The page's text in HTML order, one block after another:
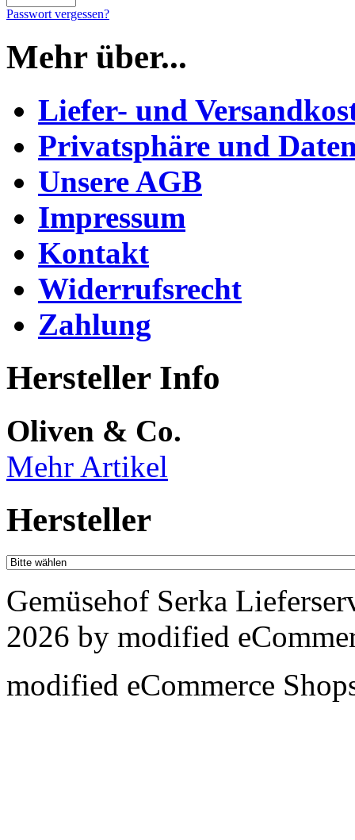
Passwort vergessen?
Mehr über...
Liefer- und
Privatsphäre und
Unsere AGB
Impressum
Kontakt
Widerrufsrecht
Zahlung
Hersteller Info
Oliven & Co.
Mehr Artikel
Hersteller
Gemüsehof Serka
2026 by modified
modified eCommerce